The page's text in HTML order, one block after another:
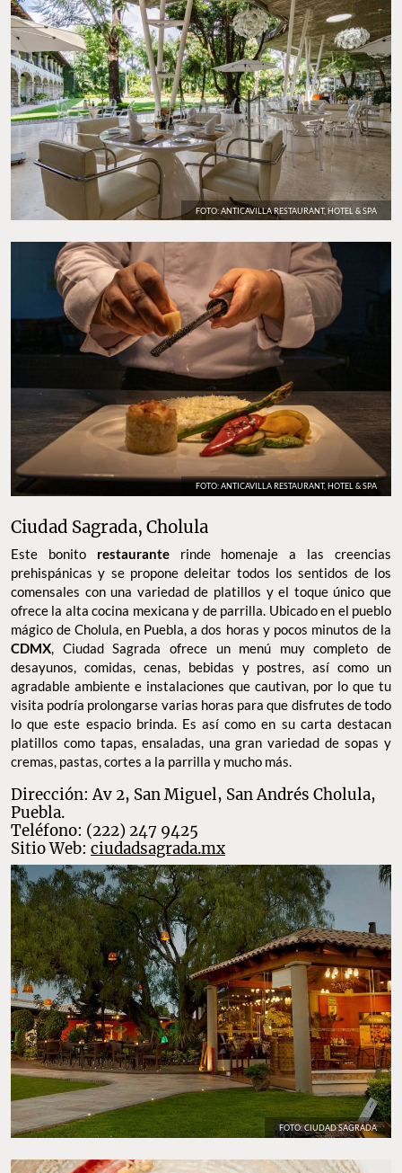
FOTO: ANTICAVILLA RESTAURANT, HOTEL & SPA
FOTO: ANTICAVILLA RESTAURANT, HOTEL & SPA
Ciudad Sagrada, Cholula
Este bonito restauranterinde homenaje a las creencias
prehispánicas y se propone deleitar todos los sentidos de los
comensales con una variedad de platillos y el toque único que
ofrece la alta cocina mexicana y de parrilla. Ubicado en el pueblo
mágico de Cholula, en Puebla, a dos horas y pocos minutos de la
CDMX, Ciudad Sagrada ofrece un menú muy completo de
desayunos, comidas, cenas, bebidas y postres, así como un
agradable ambiente e instalaciones que cautivan, por lo que tu
visita podría prolongarse varias horas para que disfrutes de todo
lo que este espacio brinda. Es así como en su carta destacan
platillos como tapas, ensaladas, una gran variedad de sopas y
cremas, pastas, cortes a la parrilla y mucho más.
Dirección: Av 2, San Miguel, San Andrés Cholula,
Puebla.
Teléfono: (222) 247 9425
Sitio Web: ciudadsagrada.mx
FOTO: CIUDAD SAGRADA